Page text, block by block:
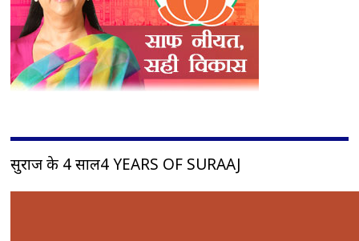
सुराज के 4 साल4 YEARS OF SURAAJ